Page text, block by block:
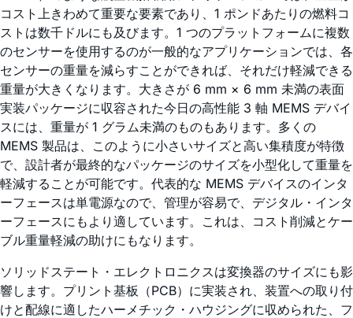
コスト上きわめて重要な要素であり、1 ポンドあたりの燃料コ
ストは数千ドルにも及びます。1 つのプラットフォームに複数
のセンサーを使用するのが一般的なアプリケーションでは、各
センサーの重量を減らすことができれば、それだけ軽減できる
重量が大きくなります。大きさが 6 mm × 6 mm 未満の表面
実装パッケージに収容された今日の高性能 3 軸 MEMS デバイ
スには、重量が 1 グラム未満のものもあります。多くの
MEMS 製品は、このように小さいサイズと高い集積度が特徴
で、設計者が最終的なパッケージのサイズを小型化して重量を
軽減することが可能です。代表的な MEMS デバイスのインタ
ーフェースは単電源なので、管理が容易で、デジタル・インタ
ーフェースにもより適しています。これは、コスト削減とケー
ブル重量軽減の助けにもなります。
ソリッドステート・エレクトロニクスは変換器のサイズにも影
響します。プリント基板（PCB）に実装され、装置への取り付
けと配線に適したハーメチック・ハウジングに収められた、フ